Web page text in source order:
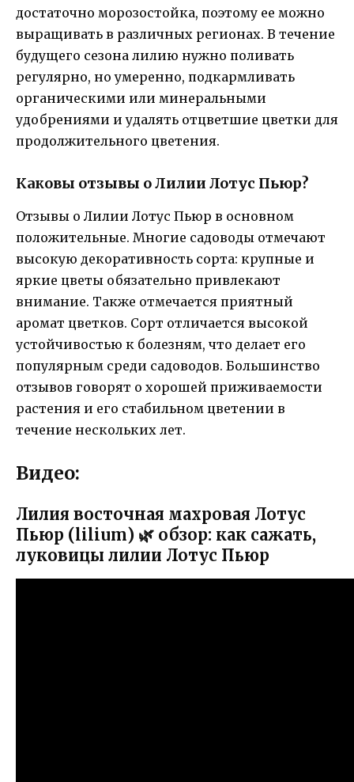
достаточно морозостойка, поэтому ее можно
выращивать в различных регионах. В течение
будущего сезона лилию нужно поливать
регулярно, но умеренно, подкармливать
органическими или минеральными
удобрениями и удалять отцветшие цветки для
продолжительного цветения.
Каковы отзывы о Лилии Лотус Пьюр?
Отзывы о Лилии Лотус Пьюр в основном
положительные. Многие садоводы отмечают
высокую декоративность сорта: крупные и
яркие цветы обязательно привлекают
внимание. Также отмечается приятный
аромат цветков. Сорт отличается высокой
устойчивостью к болезням, что делает его
популярным среди садоводов. Большинство
отзывов говорят о хорошей приживаемости
растения и его стабильном цветении в
течение нескольких лет.
Видео:
Лилия восточная махровая Лотус
Пьюр (lilium) 🌿 обзор: как сажать,
луковицы лилии Лотус Пьюр